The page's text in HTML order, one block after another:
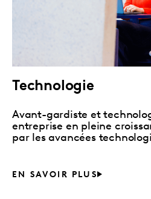
Technologie
Avant-gardiste et
entreprise en pleine
par les avancées
EN SAVOIR PLUS